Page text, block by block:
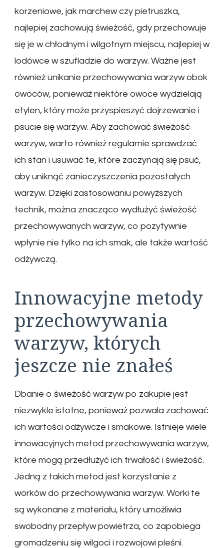
korzeniowe, jak marchew czy pietruszka,
najlepiej zachowują świeżość, gdy przechowuje
się je w chłodnym i wilgotnym miejscu, najlepiej w
lodówce w szufladzie do warzyw. Ważne jest
również unikanie przechowywania warzyw obok
owoców, ponieważ niektóre owoce wydzielają
etylen, który może przyspieszyć dojrzewanie i
psucie się warzyw. Aby zachować świeżość
warzyw, warto również regularnie sprawdzać
ich stan i usuwać te, które zaczynają się psuć,
aby uniknąć zanieczyszczenia pozostałych
warzyw. Dzięki zastosowaniu powyższych
technik, można znacząco wydłużyć świeżość
przechowywanych warzyw, co pozytywnie
wpłynie nie tylko na ich smak, ale także wartość
odżywczą.
Innowacyjne metody
przechowywania
warzyw, których
jeszcze nie znałeś
Dbanie o świeżość warzyw po zakupie jest
niezwykle istotne, ponieważ pozwala zachować
ich wartości odżywcze i smakowe. Istnieje wiele
innowacyjnych metod przechowywania warzyw,
które mogą przedłużyć ich trwałość i świeżość.
Jedną z takich metod jest korzystanie z
worków do przechowywania warzyw. Worki te
są wykonane z materiału, który umożliwia
swobodny przepływ powietrza, co zapobiega
gromadzeniu się wilgoci i rozwojowi pleśni.